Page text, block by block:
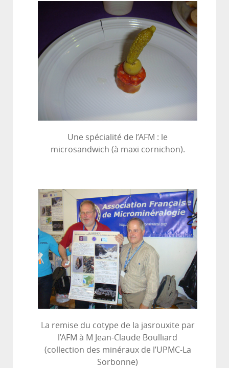
Une spécialité de l’AFM : le
microsandwich (à maxi cornichon).
La remise du cotype de la jasrouxite par
l’AFM à M Jean-Claude Boulliard
(collection des minéraux de l’UPMC-La
Sorbonne)